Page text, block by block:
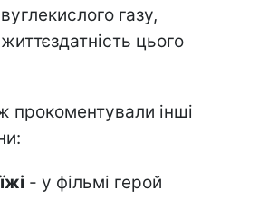
газу,
цього
прокоментували інші
- у фільмі герой